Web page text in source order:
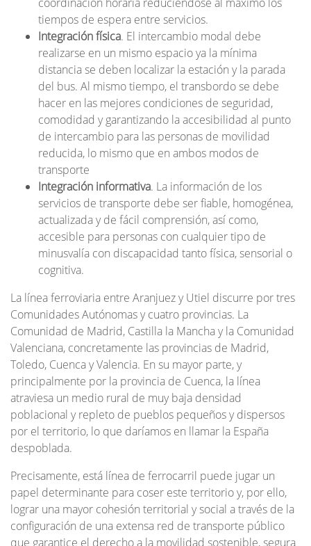
tiempos de espera entre servicios.
Integración física. El intercambio modal debe
realizarse en un mismo espacio ya la mínima
distancia se deben localizar la estación y la parada
del bus. Al mismo tiempo, el transbordo se debe
hacer en las mejores condiciones de seguridad,
comodidad y garantizando la accesibilidad al punto
de intercambio para las personas de movilidad
reducida, lo mismo que en ambos modos de
transporte
Integración informativa. La información de los
servicios de transporte debe ser fiable, homogénea,
actualizada y de fácil comprensión, así como,
accesible para personas con cualquier tipo de
minusvalía con discapacidad tanto física, sensorial o
cognitiva.
La línea ferroviaria entre Aranjuez y Utiel discurre por tres
Comunidades Autónomas y cuatro provincias. La
Comunidad de Madrid, Castilla la Mancha y la Comunidad
Valenciana, concretamente las provincias de Madrid,
Toledo, Cuenca y Valencia. En su mayor parte, y
principalmente por la provincia de Cuenca, la línea
atraviesa un medio rural de muy baja densidad
poblacional y repleto de pueblos pequeños y dispersos
por el territorio, lo que daríamos en llamar la España
despoblada.
Precisamente, está línea de ferrocarril puede jugar un
papel determinante para coser este territorio y, por ello,
lograr una mayor cohesión territorial y social a través de la
configuración de una extensa red de transporte público
que garantice el derecho a la movilidad sostenible, segura